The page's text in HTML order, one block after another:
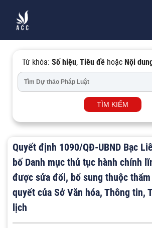
Từ khóa: Số hiệu, Tiêu đềhoặc Nội
TÌM KIẾM
Quyết định 1090/QĐ-UBND Bạc
bố Danh mục thủ tục hành chính
được sửa đổi, bổ sung thuộc
quyết của Sở Văn hóa, Thông tin,
lịch